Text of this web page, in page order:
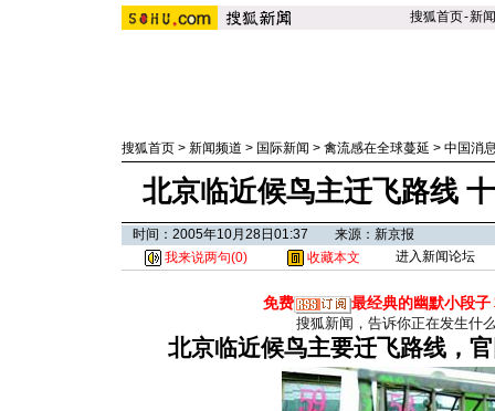
搜狐首页-新闻
搜狐首页 > 新闻频道 > 国际新闻 > 禽流感在全球蔓延 > 中国消
北京临近候鸟主迁飞路线
时间：2005年10月28日01:37 来源：新京报
我来说两句(0) 收藏本文 进入新闻论坛
免费 最经典的幽默小段子
搜狐新闻，告诉你正在发生什
北京临近候鸟主要迁飞路线，官